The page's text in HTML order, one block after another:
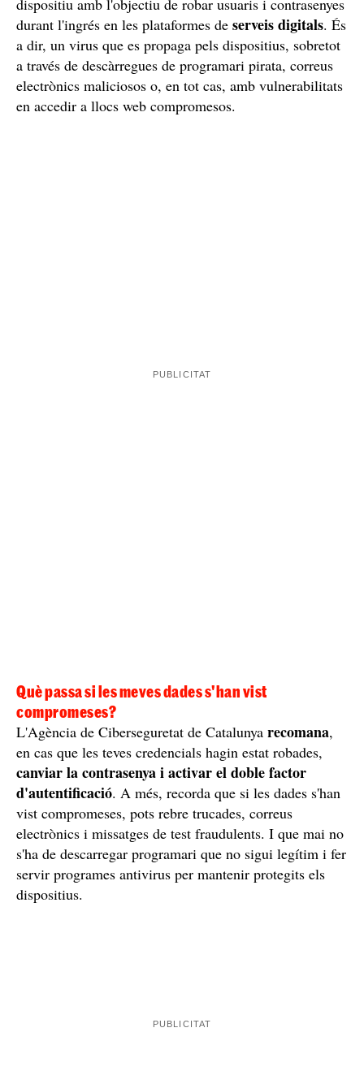
dispositiu amb l'objectiu de robar usuaris i contrasenyes
durant l'ingrés en les plataformes de serveis digitals. És
a dir, un virus que es propaga pels dispositius, sobretot
a través de descàrregues de programari pirata, correus
electrònics maliciosos o, en tot cas, amb vulnerabilitats
en accedir a llocs web compromesos.
Què passa si les meves dades s'han vist
compromeses?
L'Agència de Ciberseguretat de Catalunya recomana,
en cas que les teves credencials hagin estat robades,
canviar la contrasenya i activar el doble factor
d'autentificació. A més, recorda que si les dades s'han
vist compromeses, pots rebre trucades, correus
electrònics i missatges de test fraudulents. I que mai no
s'ha de descarregar programari que no sigui legítim i fer
servir programes antivirus per mantenir protegits els
dispositius.